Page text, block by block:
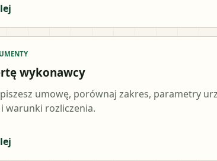
wykonawcy
umowę, porównaj zakres, parametry
warunki rozliczenia.